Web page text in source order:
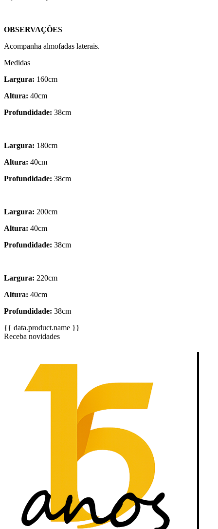
OBSERVAÇÕES
Acompanha almofadas laterais.
Medidas
Largura: 160cm
Altura: 40cm
Profundidade: 38cm
Largura: 180cm
Altura: 40cm
Profundidade: 38cm
Largura: 200cm
Altura: 40cm
Profundidade: 38cm
Largura: 220cm
Altura: 40cm
Profundidade: 38cm
{{ data.product.name }}
Receba novidades